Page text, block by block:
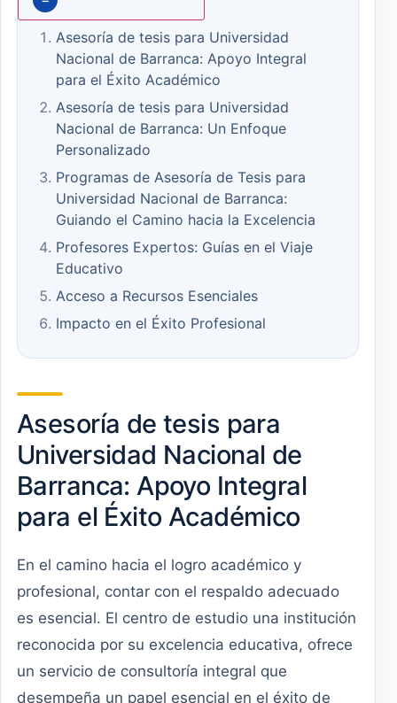
Asesoría de tesis para Universidad
Nacional de Barranca: Apoyo Integral
para el Éxito Académico
Asesoría de tesis para Universidad
Nacional de Barranca: Un Enfoque
Personalizado
Programas de Asesoría de Tesis para
Universidad Nacional de Barranca:
Guiando el Camino hacia la Excelencia
Profesores Expertos: Guías en el Viaje
Educativo
Acceso a Recursos Esenciales
Impacto en el Éxito Profesional
Asesoría de tesis para
Universidad Nacional de
Barranca: Apoyo Integral
para el Éxito Académico
En el camino hacia el logro académico y
profesional, contar con el respaldo adecuado
es esencial. El centro de estudio una institución
reconocida por su excelencia educativa, ofrece
un servicio de consultoría integral que
desempeña un papel esencial en el éxito de